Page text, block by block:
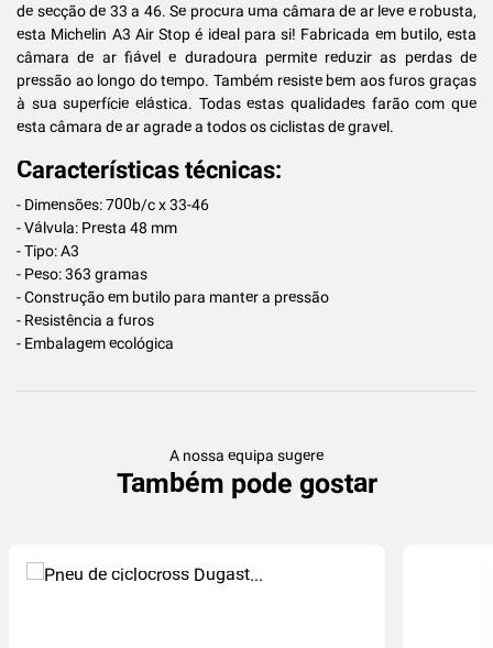
de secção de 33 a 46. Se procura uma câmara de ar leve e robusta,
esta Michelin A3 Air Stop é ideal para si! Fabricada em butilo, esta
câmara de ar fiável e duradoura permite reduzir as perdas de
pressão ao longo do tempo. Também resiste bem aos furos graças
à sua superfície elástica. Todas estas qualidades farão com que
esta câmara de ar agrade a todos os ciclistas de gravel.
Características técnicas:
- Dimensões: 700b/c x 33-46
- Válvula: Presta 48 mm
- Tipo: A3
- Peso: 363 gramas
- Construção em butilo para manter a pressão
- Resistência a furos
- Embalagem ecológica
A nossa equipa sugere
Também pode gostar